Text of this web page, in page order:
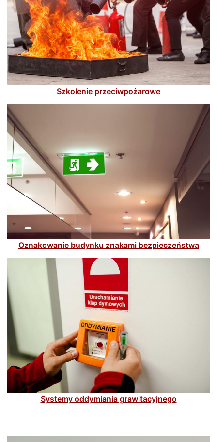
Szkolenie przeciwpożarowe
Oznakowanie budynku znakami bezpieczeństwa
Systemy oddymiania grawitacyjnego